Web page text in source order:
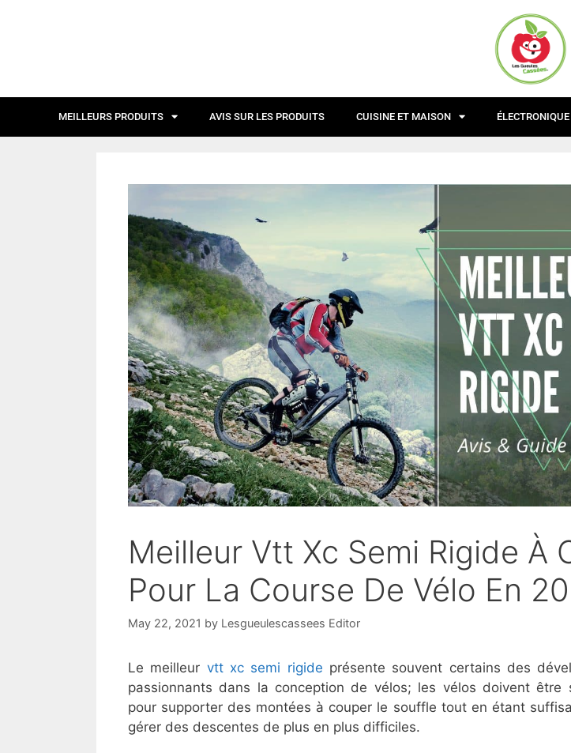
MEILLEURS PRODUITS AVIS SUR LES PRODUITS CUISINE ET MAISON ÉLECTRONIQUE
Meilleur Vtt Xc Semi Rigide À
Pour La Course De Vélo En
May 22, 2021 by Lesgueulescassees Editor
Le meilleur vtt xc semi rigide présente souvent certains des
passionnants dans la conception de vélos; les vélos doivent être
pour supporter des montées à couper le souffle tout en étant
gérer des descentes de plus en plus difficiles.